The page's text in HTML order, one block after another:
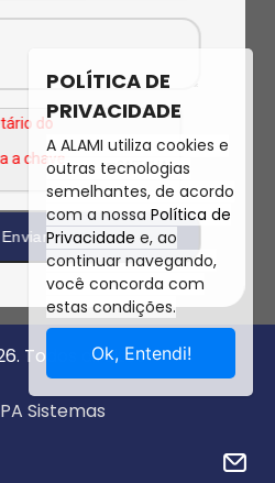
Todos direitos
Sistemas
POLÍTICA DE
PRIVACIDADE
A ALAMI utiliza cookies e
outras tecnologias
semelhantes, de acordo
com a nossa Política de
Privacidade e, ao
continuar navegando,
você concorda com
estas condições.
Ok, Entendi!